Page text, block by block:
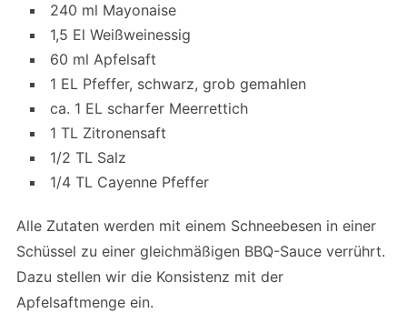
240 ml Mayonaise
1,5 El Weißweinessig
60 ml Apfelsaft
1 EL Pfeffer, schwarz, grob gemahlen
ca. 1 EL scharfer Meerrettich
1 TL Zitronensaft
1/2 TL Salz
1/4 TL Cayenne Pfeffer
Alle Zutaten werden mit einem Schneebesen in einer
Schüssel zu einer gleichmäßigen BBQ-Sauce verrührt.
Dazu stellen wir die Konsistenz mit der
Apfelsaftmenge ein.